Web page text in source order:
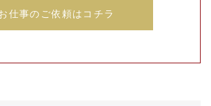
仕事のご依頼はコチラ